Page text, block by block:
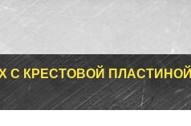
C КРЕСТОВОЙ ПЛАСТИНОЙ